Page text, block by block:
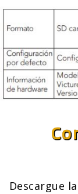
Descargue